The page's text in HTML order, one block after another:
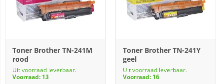
Toner Brother TN-241M
rood
Uit voorraad leverbaar.
Voorraad: 13
Toner Brother TN-241Y
geel
Uit voorraad leverbaar.
Voorraad: 16